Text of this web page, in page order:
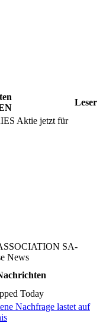
Leser
Aktie jetzt für
SA-
News
Today
Nachfrage lastet auf